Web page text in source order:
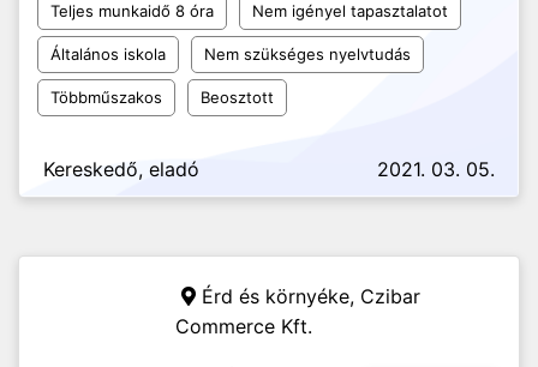
Teljes munkaidő 8 óra Nem igényel tapasztalatot
Általános iskola Nem szükséges nyelvtudás
Többműszakos Beosztott
Kereskedő, eladó 2021. 03. 05.
Érd és környéke, Czibar
Commerce Kft.